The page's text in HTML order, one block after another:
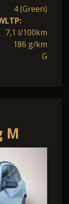
4 (Green)
7,1 l/100km
186 g/km
G
M